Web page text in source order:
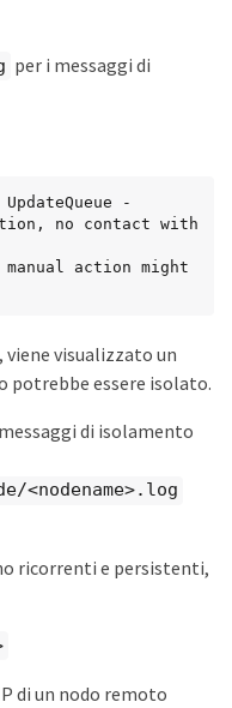
per i messaggi di
-
no contact with
action might
viene visualizzato un
potrebbe essere isolato.
di isolamento
ricorrenti e persistenti,
di un nodo remoto